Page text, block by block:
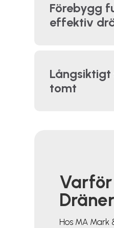
Förebygg
effektiv
tomt
Hos MA Mark